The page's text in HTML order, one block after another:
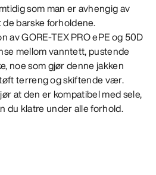
som man er avhengig av
barske forholdene.
av GORE-TEX PRO ePE og 50D
mellom vanntett, pustende
noe som gjør denne jakken
terreng og skiftende vær.
at den er kompatibel med sele,
du klatre under alle forhold.